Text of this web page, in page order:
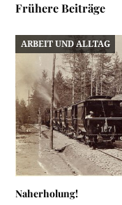
Frühere Beiträge
ARBEIT UND ALLTAG
Naherholung!